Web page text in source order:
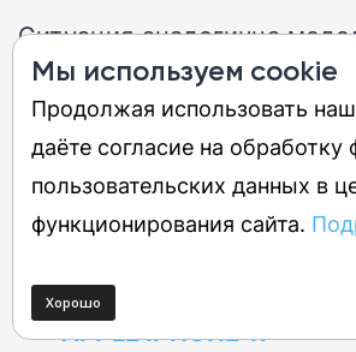
Ситуация аналогична
поддержка российских
есть, но VoLTE и VoWiFi
ручной настройки
операторов. eSIM работает
ЧИТАЙТЕ НАШ
APPLE IPHONE 17
Мы используем cookie
Продолжая использовать
даёте согласие на
пользовательских данных в
функционирования сайта.